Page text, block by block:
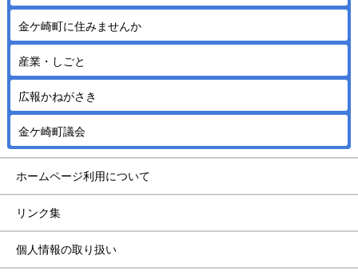
金ケ崎町に住みませんか
産業・しごと
広報かねがさき
金ケ崎町議会
ホームページ利用について
リンク集
個人情報の取り扱い